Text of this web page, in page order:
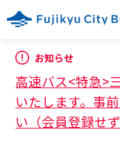
お知らせ
高速バス<特急>
いたします。事
い（会員登録せ